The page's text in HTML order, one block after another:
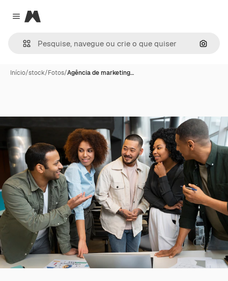
Close menu
Magnific
Início/stock/Fotos/Agência de marketing…